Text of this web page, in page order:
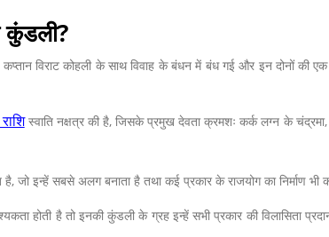
कुंडली?
कप्तान विराट कोहली के साथ विवाह के बंधन में बंध गई और इन दोनों की
स्वाति नक्षत्र की है, जिसके प्रमुख देवता क्रमशः कर्क लग्न के
जो इन्हें सबसे अलग बनाता है तथा कई प्रकार के राजयोग का निर्माण भी
होती है तो इनकी कुंडली के ग्रह इन्हें सभी प्रकार की विलासिता